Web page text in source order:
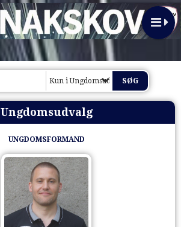
Kun i Ungdomsudvalg
Ungdomsudvalg
UNGDOMSFORMAND